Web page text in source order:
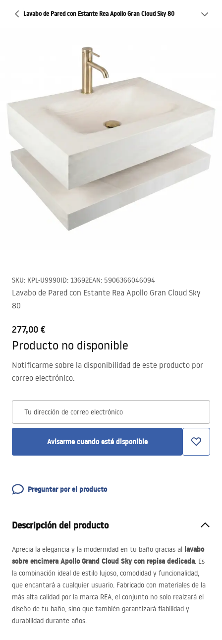
Lavabo de Pared con Estante Rea Apollo Gran Cloud Sky 80
SKU: KPL-U9990ID: 13692EAN: 5906366046094
Lavabo de Pared con Estante Rea Apollo Gran Cloud Sky
80
277,00 €
Producto no disponible
Notificarme sobre la disponibilidad de este producto por
correo electrónico.
Tu dirección de correo electrónico
Avisarme cuando esté disponible
Preguntar por el producto
Descripción del producto
Aprecia la elegancia y la modernidad en tu baño gracias al lavabo
sobre encimera Apollo Grand Cloud Sky con repisa dedicada. Es
la combinación ideal de estilo lujoso, comodidad y funcionalidad,
que encantará a cualquier usuario. Fabricado con materiales de la
más alta calidad por la marca REA, el conjunto no solo realzará el
diseño de tu baño, sino que también garantizará fiabilidad y
durabilidad durante años.